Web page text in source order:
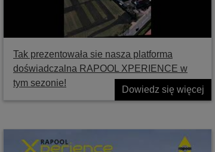
Tak prezentowała sie nasza platforma
doświadczalna RAPOOL XPERIENCE w
tym sezonie!
Dowiedz się więcej